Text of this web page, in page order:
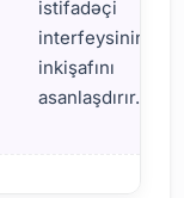
istifadəçi
interfeysinin
inkişafını
asanlaşdırır.